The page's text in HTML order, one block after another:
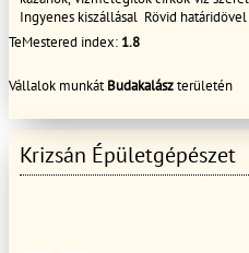
Ingyenes kiszállásal Rövid határidövel
TeMestered index: 1.8
Vállalok munkátBudakalászterületén
Krizsán Épületgépészet